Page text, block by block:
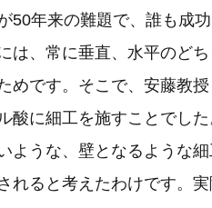
年来の難題で、誰も成功
は、常に垂直、水平のど
めです。そこで、安藤教
に細工を施すことでした
ような、壁となるような
れると考えたわけです。